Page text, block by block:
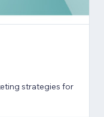
strategies for